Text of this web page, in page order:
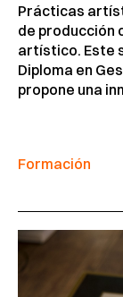
Prácticas
de producción
artístico. Este
Diploma en
propone una
Formación